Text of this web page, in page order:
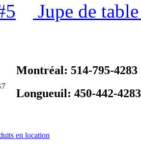
Jupe de
Montréal: 514-795-4283
Longueuil: 450-442-4283
en location